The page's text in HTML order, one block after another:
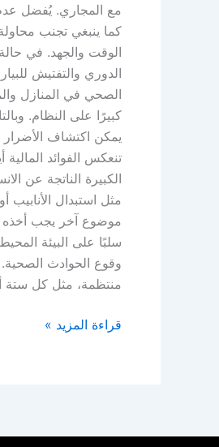
مع المجاري. يُفضل عدم
كما ينبغي تجنب
الوقت والجهد. في
الدوري والتفتيش
الصحي في المنازل
كبيرًا على النظام.
يمكن اكتشاف
تنعكس الفوائد
الكبيرة الناتجة عن
مثل استبدال
موضوع آخر يجب أخذه في
سلبًا على البيئة
وقوع الحوادث
منتظمة، مثل كل ستة
قراءة المزيد »